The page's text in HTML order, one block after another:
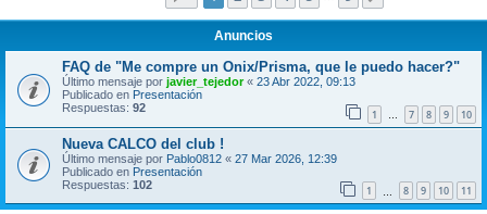
Anuncios
FAQ de "Me compre un Onix/Prisma, que le puedo hacer?"
Último mensaje por javier_tejedor« 23 Abr 2022, 09:13
Publicado en Presentación
Respuestas: 92 1 … 7 8 9 10
Nueva CALCO del club !
Último mensaje por Pablo0812 « 27 Mar 2026, 12:39
Publicado en Presentación
Respuestas: 102 1 8 9 10 11